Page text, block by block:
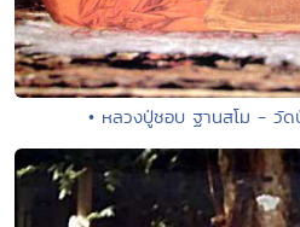
• หลวงปู่ชอบ ฐานสโม - วั